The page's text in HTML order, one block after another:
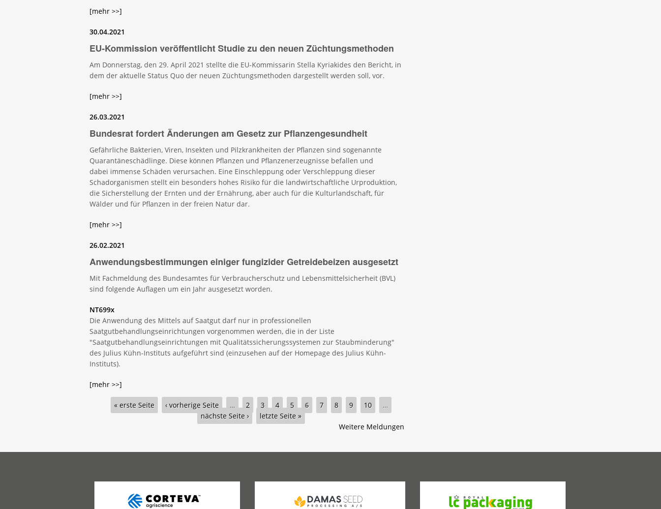
[mehr >>]
30.04.2021
EU-Kommission veröffentlicht Studie zu den neuen Züchtungsmethoden
Am Donnerstag, den 29. April 2021 stellte die EU-Kommissarin Stella Kyriakides den Bericht, in
dem der aktuelle Status Quo der neuen Züchtungsmethoden dargestellt werden soll, vor.
[mehr >>]
26.03.2021
Bundesrat fordert Änderungen am Gesetz zur Pflanzengesundheit
Gefährliche Bakterien, Viren, Insekten und Pilzkrankheiten der Pflanzen sind sogenannte
Quarantäneschädlinge. Diese können Pflanzen und Pflanzenerzeugnisse befallen und
dabei immense Schäden verursachen. Eine Einschleppung oder Verschleppung dieser
Schadorganismen stellt ein besonders hohes Risiko für die landwirtschaftliche Urproduktion,
die Sicherstellung der Ernten und der Ernährung, aber auch für die Kulturlandschaft, für
Wälder und für Pflanzen in der freien Natur dar.
[mehr >>]
26.02.2021
Anwendungsbestimmungen einiger fungizider Getreidebeizen ausgesetzt
Mit Fachmeldung des Bundesamtes für Verbraucherschutz und Lebensmittelsicherheit (BVL)
sind folgende Auflagen um ein Jahr ausgesetzt worden.
NT699x
Die Anwendung des Mittels auf Saatgut darf nur in professionellen
Saatgutbehandlungseinrichtungen vorgenommen werden, die in der Liste
"Saatgutbehandlungseinrichtungen mit Qualitätssicherungssystemen zur Staubminderung"
des Julius Kühn-Instituts aufgeführt sind (einzusehen auf der Homepage des Julius Kühn-
Instituts).
[mehr >>]
Seiten« erste Seite ‹ vorherige Seite … 2 3 4 5 6 7 8 9 10
…
nächste Seite ›
letzte Seite »
Weitere Meldungen